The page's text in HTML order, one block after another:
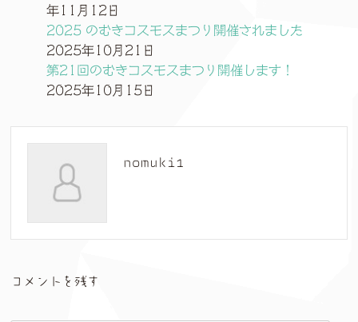
年11月12日
2025 のむきコスモスまつり開催されました
2025年10月21日
第21回のむきコスモスまつり開催します！
2025年10月15日
nomuki1
コメントを残す